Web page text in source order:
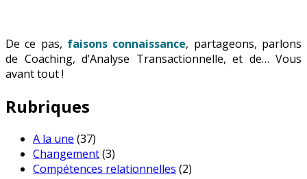
De ce pas, faisons connaissance, partageons, parlons
de Coaching, d’Analyse Transactionnelle, et de… Vous
avant tout !
Rubriques
A la une (37)
Changement(3)
Compétences relationnelles (2)